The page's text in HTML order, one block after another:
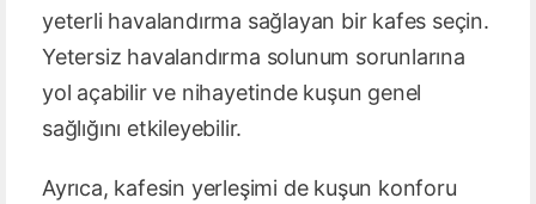
yeterli havalandırma sağlayan bir kafes seçin.
Yetersiz havalandırma solunum sorunlarına
yol açabilir ve nihayetinde kuşun genel
sağlığını etkileyebilir.
Ayrıca, kafesin yerleşimi de kuşun konforu